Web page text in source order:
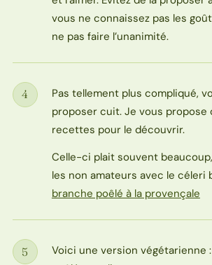
vous ne connaissez pas les
ne pas faire l’unanimité.
Étape
4
Pas tellement plus compliqué,
proposer cuit. Je vous propose
recettes pour le découvrir.
Celle-ci plait souvent
les non amateurs avec le céleri
branche poêlé à la provençale
Étape
5 Voici une version végétarienne :